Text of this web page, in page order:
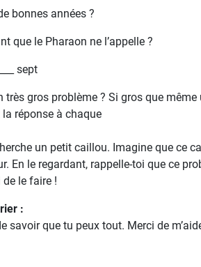
bonnes années ?
que le Pharaon ne l’appelle ?
sept
gros problème ? Si gros que même
réponse à chaque
un petit caillou. Imagine que ce
En le regardant, rappelle-toi que ce
de le faire !
:
savoir que tu peux tout. Merci de